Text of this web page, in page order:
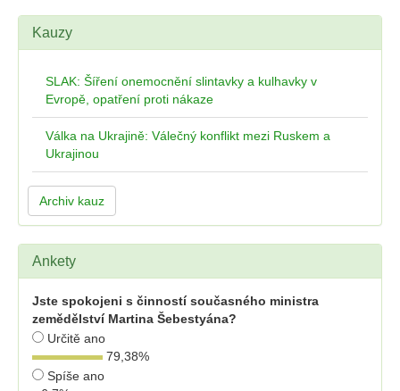
Kauzy
SLAK: Šíření onemocnění slintavky a kulhavky v
Evropě, opatření proti nákaze
Válka na Ukrajině: Válečný konflikt mezi Ruskem a
Ukrajinou
Archiv kauz
Ankety
Jste spokojeni s činností současného ministra
zemědělství Martina Šebestyána?
Určitě ano
79,38%
Spíše ano